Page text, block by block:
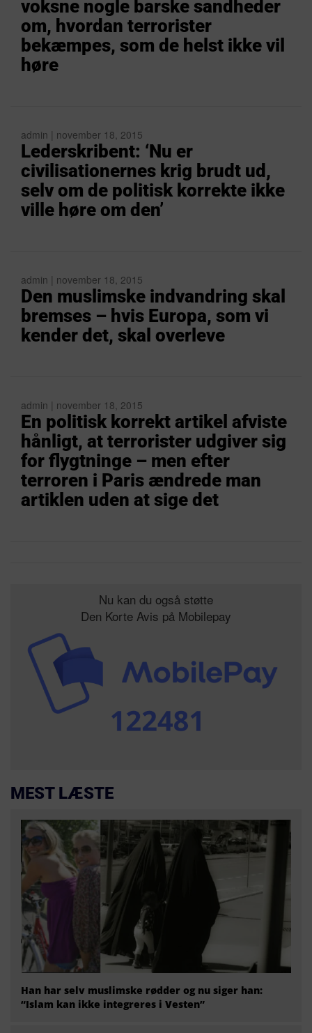
voksne nogle barske sandheder
om, hvordan terrorister
bekæmpes, som de helst ikke vil
høre
admin | november 18, 2015
Lederskribent: ‘Nu er
civilisationernes krig brudt ud,
selv om de politisk korrekte ikke
ville høre om den’
admin | november 18, 2015
Den muslimske indvandring skal
bremses – hvis Europa, som vi
kender det, skal overleve
admin | november 18, 2015
En politisk korrekt artikel afviste
hånligt, at terrorister udgiver sig
for flygtninge – men efter
terroren i Paris ændrede man
artiklen uden at sige det
Nu kan du også støtte
Den Korte Avis på Mobilepay
MEST LÆSTE
Han har selv muslimske rødder og nu siger han:
“Islam kan ikke integreres i Vesten”